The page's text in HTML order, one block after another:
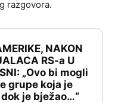
razgovora.
NAKON
RS-a U
„Ovo bi mogli
grupe koja je
je bježao…“